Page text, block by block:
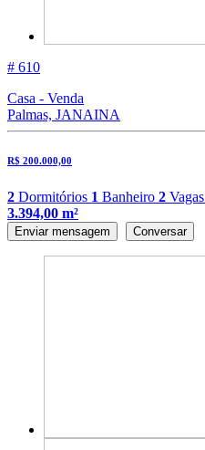
# 610
Casa - Venda
Palmas, JANAINA
R$ 200.000,00
2 Dormitórios 1 Banheiro 2 Vagas
3.394,00 m²
Enviar mensagem Conversar